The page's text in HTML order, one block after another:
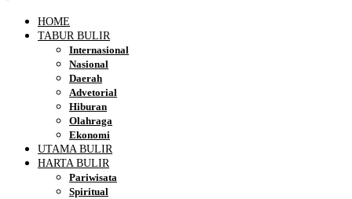
HOME
TABUR BULIR
Internasional
Nasional
Daerah
Advetorial
Hiburan
Olahraga
Ekonomi
UTAMA BULIR
HARTA BULIR
Pariwisata
Spiritual